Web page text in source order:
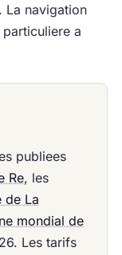
La navigation
a
publiees
Re, les
de La
mondial de
Les tarifs